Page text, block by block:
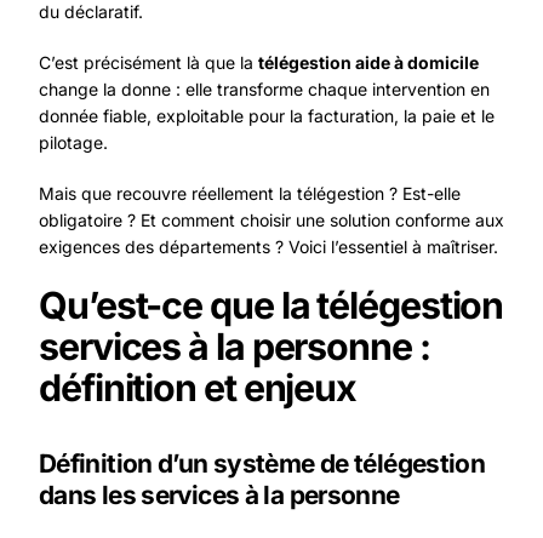
du déclaratif.
C’est précisément là que la télégestion aide à domicile
change la donne : elle transforme chaque intervention en
donnée fiable, exploitable pour la facturation, la paie et le
pilotage.
Mais que recouvre réellement la télégestion ? Est-elle
obligatoire ? Et comment choisir une solution conforme aux
exigences des départements ? Voici l’essentiel à maîtriser.
Qu’est-ce que la télégestion
services à la personne :
définition et enjeux
Définition d’un système de télégestion
dans les services à la personne